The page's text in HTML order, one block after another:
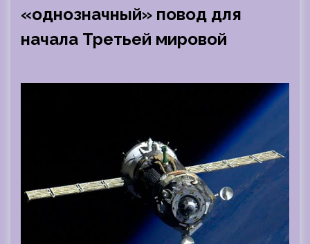
«однозначный» повод для
начала Третьей мировой